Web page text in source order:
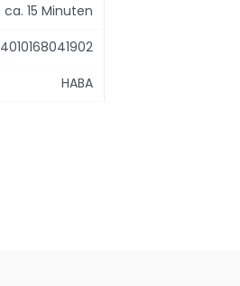
ca. 15 Minuten
4010168041902
HABA